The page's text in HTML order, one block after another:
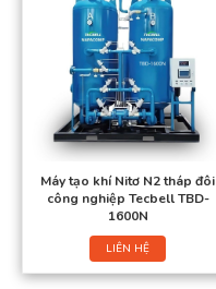
Máy tạo khí Nitơ N2 tháp đôi
công nghiệp Tecbell TBD-
1600N
LIÊN HỆ